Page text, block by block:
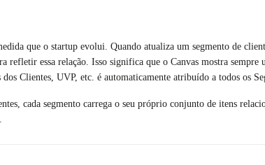
que o startup evolui. Quando atualiza um segmento de
essa relação. Isso significa que o Canvas mostra
Clientes, UVP, etc. é automaticamente atribuído a todos os
cada segmento carrega o seu próprio conjunto de itens